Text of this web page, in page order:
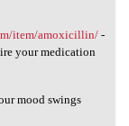
item/amoxicillin/-
your medication
mood swings